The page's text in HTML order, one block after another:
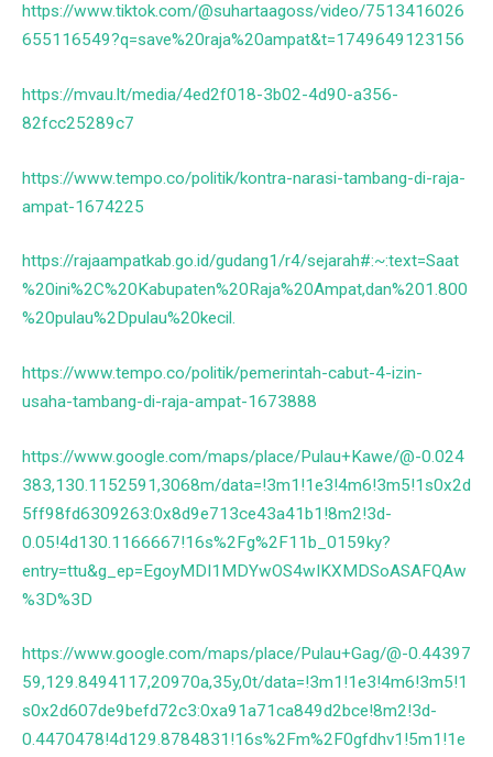
https://www.tiktok.com/@suhartaagoss/video/7513416026
655116549?q=save%20raja%20ampat&t=1749649123156
https://mvau.lt/media/4ed2f018-3b02-4d90-a356-
82fcc25289c7
https://www.tempo.co/politik/kontra-narasi-tambang-di-raja-
ampat-1674225
https://rajaampatkab.go.id/gudang1/r4/sejarah#:~:text=Saat
%20ini%2C%20Kabupaten%20Raja%20Ampat,dan%201.800
%20pulau%2Dpulau%20kecil.
https://www.tempo.co/politik/pemerintah-cabut-4-izin-
usaha-tambang-di-raja-ampat-1673888
https://www.google.com/maps/place/Pulau+Kawe/@-0.024
383,130.1152591,3068m/data=!3m1!1e3!4m6!3m5!1s0x2d
5ff98fd6309263:0x8d9e713ce43a41b1!8m2!3d-
0.05!4d130.1166667!16s%2Fg%2F11b_0159ky?
entry=ttu&g_ep=EgoyMDI1MDYwOS4wIKXMDSoASAFQAw
%3D%3D
https://www.google.com/maps/place/Pulau+Gag/@-0.44397
59,129.8494117,20970a,35y,0t/data=!3m1!1e3!4m6!3m5!1
s0x2d607de9befd72c3:0xa91a71ca849d2bce!8m2!3d-
0.4470478!4d129.8784831!16s%2Fm%2F0gfdhv1!5m1!1e